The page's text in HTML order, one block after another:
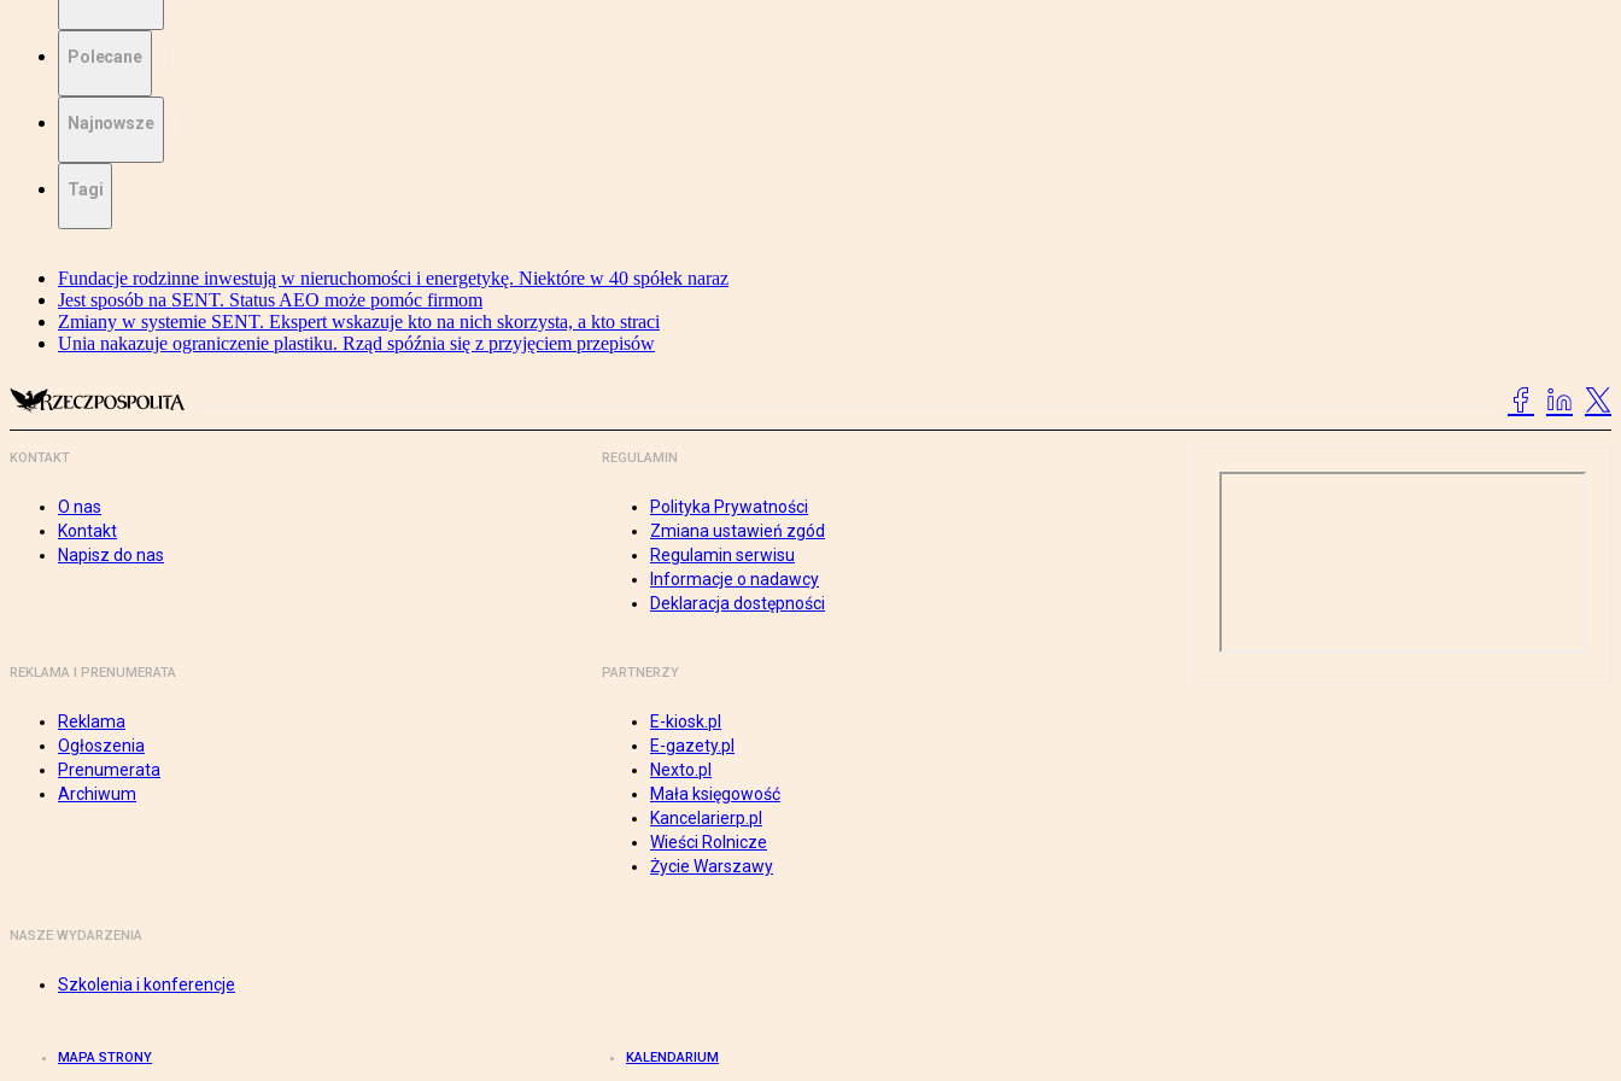
Polecane
Najnowsze
Tagi
Fundacje rodzinne inwestują w nieruchomości i energetykę. Niektóre w 40 spółek naraz
Jest sposób na SENT. Status AEO może pomóc firmom
Zmiany w systemie SENT. Ekspert wskazuje kto na nich skorzysta, a kto straci
Unia nakazuje ograniczenie plastiku. Rząd spóźnia się z przyjęciem przepisów
KONTAKT
O nas
Kontakt
Napisz do nas
REGULAMIN
Polityka Prywatności
Zmiana ustawień zgód
Regulamin serwisu
Informacje o nadawcy
Deklaracja dostępności
REKLAMA I PRENUMERATA
Reklama
Ogłoszenia
Prenumerata
Archiwum
PARTNERZY
E-kiosk.pl
E-gazety.pl
Nexto.pl
Mała księgowość
Kancelarierp.pl
Wieści Rolnicze
Życie Warszawy
NASZE WYDARZENIA
Szkolenia i konferencje
MAPA STRONY KALENDARIUM